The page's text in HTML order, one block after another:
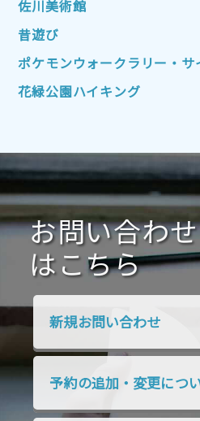
2022年4月
2022年1月 2021年12月
2021年10月 2021年9月
2021年1月 2020年12月
2020年10月 2020年9月
2020年7月 2020年6月
2020年4月 2020年3月
2019年9月
2019年4月
佐川美術館
昔遊び
ポケモンウォークラリー・サ
花緑公園ハイキング
お問い合わせ
はこちら
新規お問い合わせ
予約の追加・変更につ